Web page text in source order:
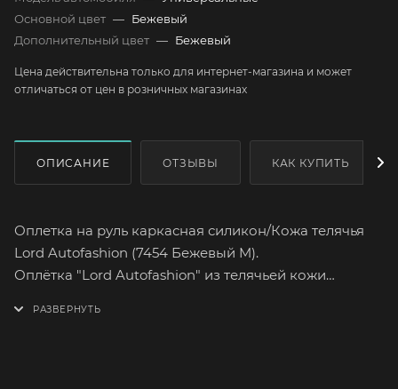
Основной цвет — Бежевый
Дополнительный цвет — Бежевый
Цена действительна только для интернет-магазина и может
отличаться от цен в розничных магазинах
ОПИСАНИЕ ОТЗЫВЫ КАК КУПИТЬ
Оплетка на руль каркасная силикон/Кожа телячья
Lord Autofashion (7454 Бежевый M).
Оплётка "Lord Autofashion" из телячьей кожи